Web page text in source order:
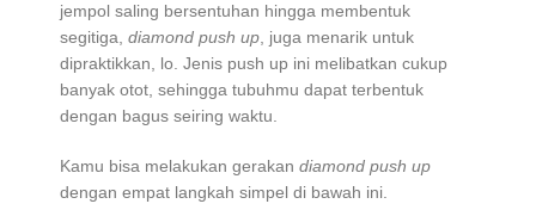
jempol saling bersentuhan hingga membentuk
segitiga, diamond push up , juga menarik untuk
dipraktikkan, lo. Jenis push up ini melibatkan cukup
banyak otot, sehingga tubuhmu dapat terbentuk
dengan bagus seiring waktu.
Kamu bisa melakukan gerakan diamond push up
dengan empat langkah simpel di bawah ini.